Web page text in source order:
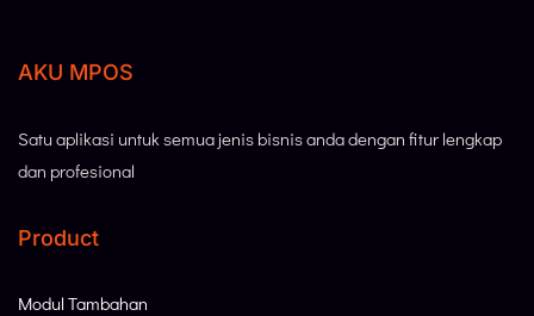
AKU MPOS
Satu aplikasi untuk semua jenis bisnis anda dengan fitur lengkap
dan profesional
Product
Modul Tambahan